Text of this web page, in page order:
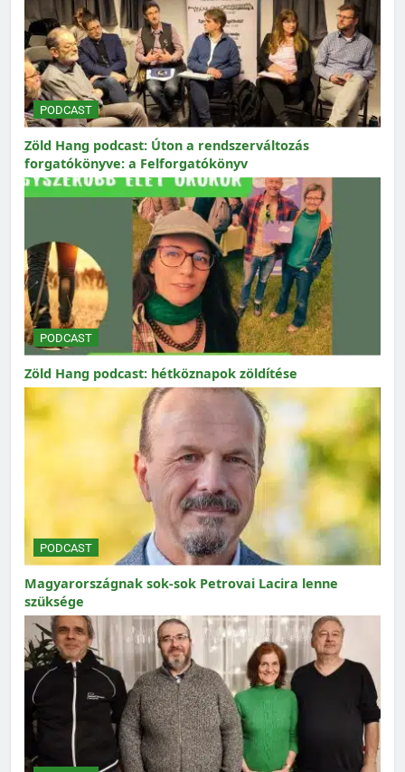
PODCAST
Zöld Hang podcast: Úton a rendszerváltozás
forgatókönyve: a Felforgatókönyv
PODCAST
Zöld Hang podcast: hétköznapok zöldítése
PODCAST
Magyarországnak sok-sok Petrovai Lacira lenne
szüksége